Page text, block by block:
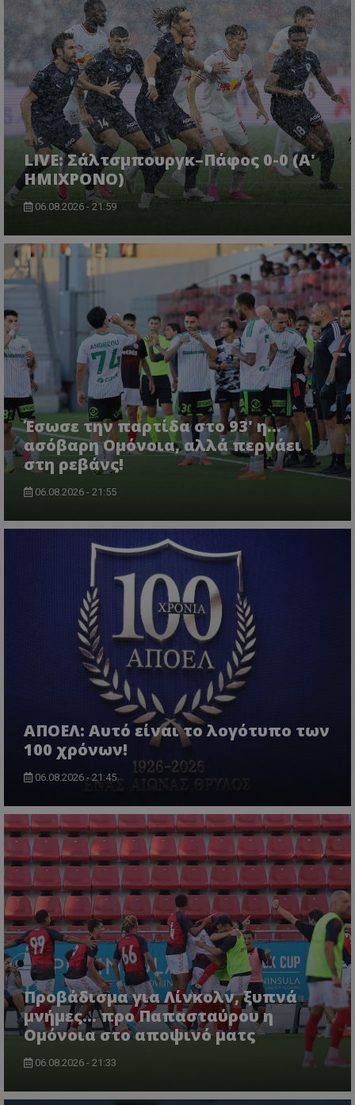
LIVE: Σάλτσμπουργκ–Πάφος 0-0 (Α'
ΗΜΙΧΡΟΝΟ)
06.08.2026 - 21:59
Έσωσε την παρτίδα στο 93' η...
ασόβαρη Ομόνοια, αλλά περνάει
στη ρεβάνς!
06.08.2026 - 21:55
ΑΠΟΕΛ: Αυτό είναι το λογότυπο των
100 χρόνων!
06.08.2026 - 21:45
Προβάδισμα για Λίνκολν, ξυπνά
μνήμες... προ Παπασταύρου η
Ομόνοια στο αποψινό ματς
06.08.2026 - 21:33